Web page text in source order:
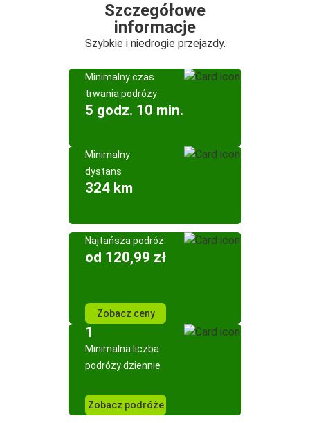
Szczegółowe
informacje
Szybkie i niedrogie przejazdy.
Minimalny czas
trwania podróży
5 godz. 10 min.
Minimalny
dystans
324 km
Najtańsza podróż
od 120,99 zł
Zobacz ceny
1
Minimalna liczba
podróży dziennie
Zobacz podróże